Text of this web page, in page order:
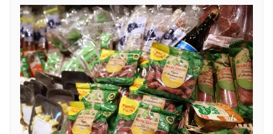
Cơ quan chủ quản:Đài Truyền hình Việt Nam
Cơ quan báo chí:Thời báo VTV
Giấy phép hoạt động báo in và báo điện tử số 483/GP-BTTTT
cấp ngày 29/12/2023
Tổng Biên tập:
Vũ Thanh Thủy
Phó Tổng Biên tập:Nguyễn Thị Mỹ Hạnh, Phạm Quốc Thắng,
Nguyễn Trọng Ninh
Tổng đài VTV:024.38 355 931 - 024.38 355 932